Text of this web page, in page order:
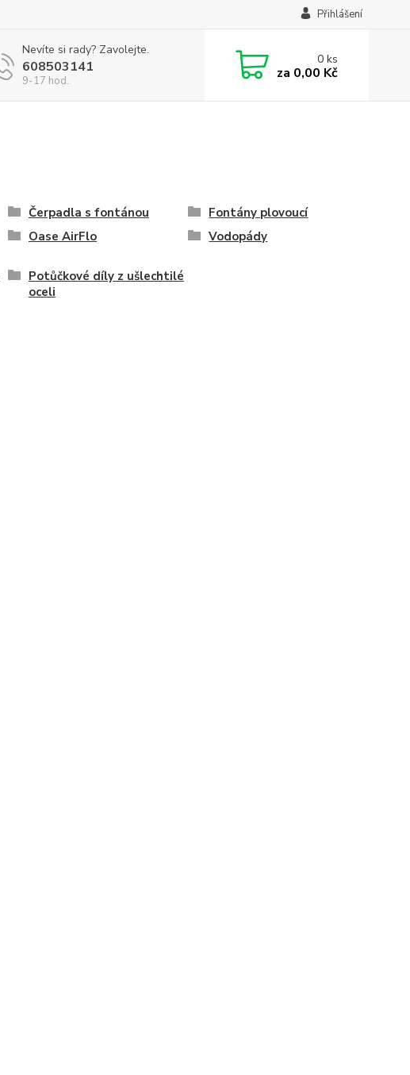
Přihlášení
Nevíte si rady? Zavolejte.
608503141
9-17 hod.
0ks
za 0,00 Kč
Čerpadla s fontánou
Fontány plovoucí
Oase AirFlo Vodopády
Potůčkové díly z ušlechtilé
oceli